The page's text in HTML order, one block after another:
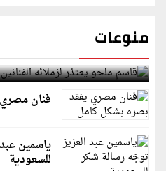
منوعات
قاسم ملحو يعتذر لزملائه
فنان
ياسمين
للسعودية